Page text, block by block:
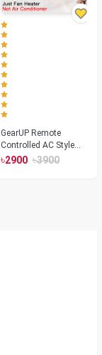
GearUP Remote
Controlled AC Style
Room Heater 1800
৳2900 ৳3900